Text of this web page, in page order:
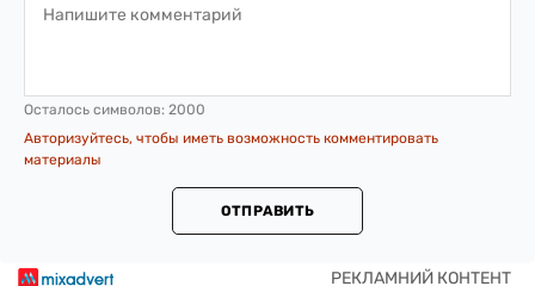
Осталось символов: 2000
Авторизуйтесь, чтобы иметь возможность комментировать
материалы
ОТПРАВИТЬ